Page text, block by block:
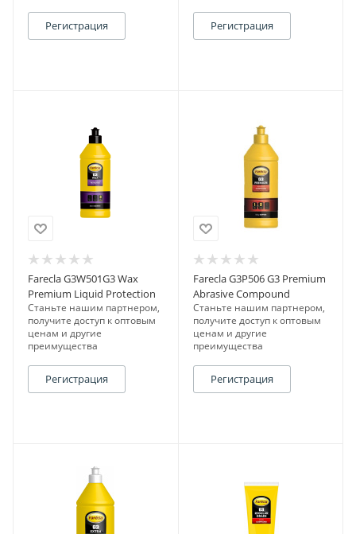
Регистрация Регистрация
Farecla G3W501G3 Wax
Premium Liquid Protection
Станьте нашим партнером,
получите доступ к оптовым
ценам и другие
преимущества
Регистрация
Farecla G3P506 G3 Premium
Abrasive Compound
Станьте нашим партнером,
получите доступ к оптовым
ценам и другие
преимущества
Регистрация